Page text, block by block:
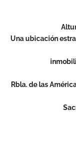
Una ubicación
Rbla. de las